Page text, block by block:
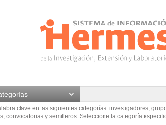
clave en las siguientes categorías: investigadores,
convocatorias y semilleros. Seleccione la categoría